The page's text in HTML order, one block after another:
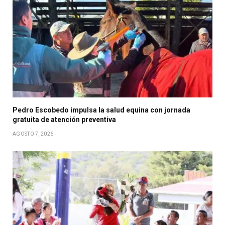
Pedro Escobedo impulsa la salud equina con jornada
gratuita de atención preventiva
AGOSTO 7, 2026